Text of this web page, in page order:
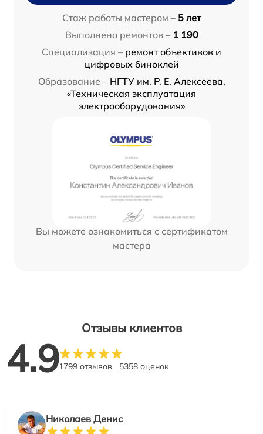
Стаж работы мастером – 5 лет
Выполнено ремонтов – 1 190
Специализация – ремонт объективов и
цифровых биноклей
Образование – НГТУ им. Р. Е. Алексеева,
«Техническая эксплуатация
электрооборудования»
Вы можете ознакомиться с сертификатом
мастера
Отзывы клиентов
4.91799 отзывов 5358 оценок
Николаев Денис